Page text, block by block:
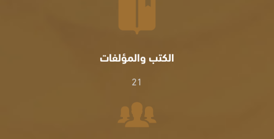
الكتب والمؤلفات
21